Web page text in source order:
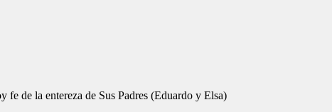
fe de la entereza de Sus Padres (Eduardo y Elsa)